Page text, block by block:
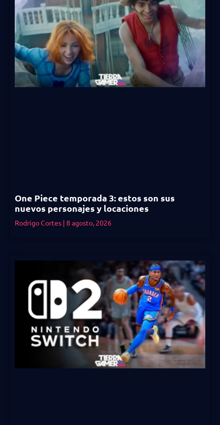
One Piece temporada 3: estos son sus
nuevos personajes y locaciones
Rodrigo Cortes 8 agosto, 2026